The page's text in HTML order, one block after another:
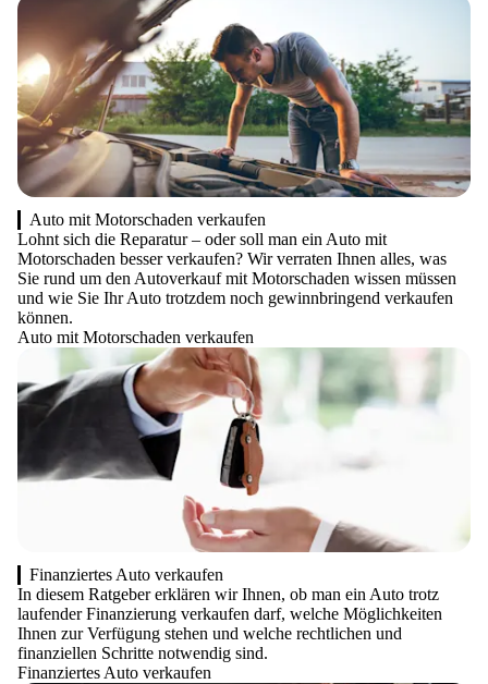
Auto mit Motorschaden verkaufen
Lohnt sich die Reparatur – oder soll man ein Auto mit
Motorschaden besser verkaufen? Wir verraten Ihnen alles, was
Sie rund um den Autoverkauf mit Motorschaden wissen müssen
und wie Sie Ihr Auto trotzdem noch gewinnbringend verkaufen
können.
Auto mit Motorschaden verkaufen
Finanziertes Auto verkaufen
In diesem Ratgeber erklären wir Ihnen, ob man ein Auto trotz
laufender Finanzierung verkaufen darf, welche Möglichkeiten
Ihnen zur Verfügung stehen und welche rechtlichen und
finanziellen Schritte notwendig sind.
Finanziertes Auto verkaufen